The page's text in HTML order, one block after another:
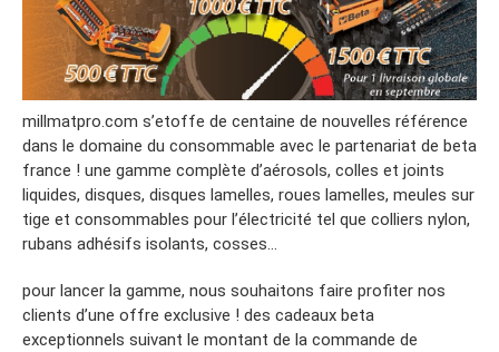
millmatpro.com s’etoffe de centaine de nouvelles référence
dans le domaine du consommable avec le partenariat de beta
france ! une gamme complète d’aérosols, colles et joints
liquides, disques, disques lamelles, roues lamelles, meules sur
tige et consommables pour l’électricité tel que colliers nylon,
rubans adhésifs isolants, cosses…
pour lancer la gamme, nous souhaitons faire profiter nos
clients d’une offre exclusive ! des cadeaux beta
exceptionnels suivant le montant de la commande de